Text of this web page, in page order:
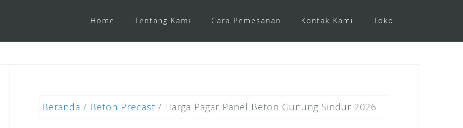
Home Tentang Kami Cara Pemesanan Kontak Kami Toko
Beranda / Beton Precast / Harga Pagar Panel Beton Gunung Sindur 2026